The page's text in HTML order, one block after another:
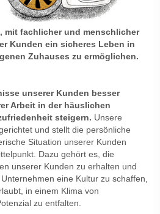
mit fachlicher und menschlicher
Kunden ein sicheres Leben in
Zuhauses zu ermöglichen.
unserer Kunden besser
Arbeit in der häuslichen
steigern. Unsere
und stellt die persönliche
Situation unserer Kunden
Dazu gehört es, die
unserer Kunden zu erhalten und
eine Kultur zu schaffen,
in einem Klima von
zu entfalten.